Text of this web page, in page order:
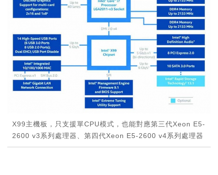
X99主機板，只支援單CPU模式，也能對應第三代Xeon E5-
2600 v3系列處理器、第四代Xeon E5-2600 v4系列處理器